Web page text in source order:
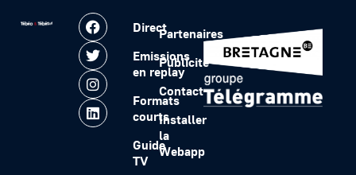
Direct
Emissions
en replay
Formats
courts
Guide
TV
Partenaires
Publicité
Contact
Installer
la
Webapp